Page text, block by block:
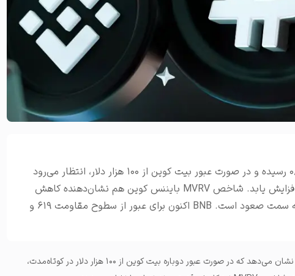
همبستگی BNB با بیت کوین به ۰٫۹ رسیده و در صورت عبور بیت کوین از ۱۰۰ هزار دلار، انتظار می‌رود
قیمت BNB بتوان تا ۶۵۰ دلار نیز افزایش یابد. شاخص MVRV بایننس کوین هم نشان‌دهنده کاهش
فشار نزولی و احتمال تغییر روند به سمت صعود است. BNB اکنون برای عبور از سطوح مقاومت ۶۱۹ و
نشان می‌دهد که در صورت عبور دوباره بیت کوین از ۱۰۰ هزار دلار در کوتاه‌مدت،